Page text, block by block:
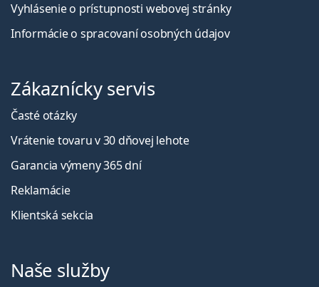
Vyhlásenie o prístupnosti webovej stránky
Informácie o spracovaní osobných údajov
Zákaznícky servis
Časté otázky
Vrátenie tovaru v 30 dňovej lehote
Garancia výmeny 365 dní
Reklamácie
Klientská sekcia
Naše služby